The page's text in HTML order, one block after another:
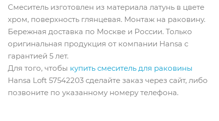
Смеситель изготовлен из материала латунь в цвете
хром, поверхность глянцевая. Монтаж на раковину.
Бережная доставка по Москве и России. Только
оригинальная продукция от компании Hansa с
гарантией 5 лет.
Для того, чтобы купить смеситель для раковины
Hansa Loft 57542203 сделайте заказ через сайт, либо
позвоните по указанному номеру телефона.